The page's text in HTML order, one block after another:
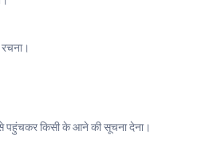
रचना।
पहुंचकर किसी के आने की सूचना देना।